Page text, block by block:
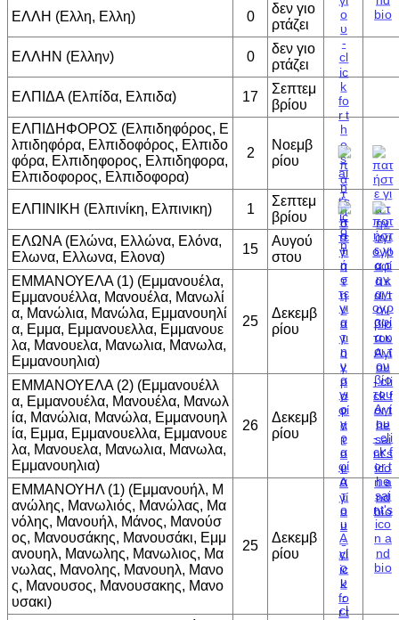
ΕΛΛΗ (Ελλη, Ελλη) 0
δεν γιο
ρτάζει
ΕΛΛΗΝ (Ελλην) 0
δεν γιο
ρτάζει
ΕΛΠΙΔΑ (Ελπίδα, Ελπιδα) 17
Σεπτεμ
βρίου
ΕΛΠΙΔΗΦΟΡΟΣ (Ελπιδηφόρος, Ε
λπιδηφόρα, Ελπιδοφόρος, Ελπιδο
φόρα, Ελπιδηφορος, Ελπιδηφορα,
Ελπιδοφορος, Ελπιδοφορα)
2
Νοεμβ
ρίου
ΕΛΠΙΝΙΚΗ (Ελπινίκη, Ελπινικη) 1
Σεπτεμ
βρίου
ΕΛΩΝΑ (Ελώνα, Ελλώνα, Ελόνα,
Ελωνα, Ελλωνα, Ελονα)
15
Αυγού
στου
ΕΜΜΑΝΟΥΕΛΑ (1) (Εμμανουέλα,
Εμμανουέλλα, Μανουέλα, Μανωλί
α, Μανώλια, Μανώλα, Εμμανουηλί
α, Εμμα, Εμμανουελλα, Εμμανουε
λα, Μανουελα, Μανωλια, Μανωλα,
Εμμανουηλια)
25
Δεκεμβ
ρίου
ΕΜΜΑΝΟΥΕΛΑ (2) (Εμμανουέλλ
α, Εμμανουέλα, Μανουέλα, Μανωλ
ία, Μανώλια, Μανώλα, Εμμανουηλ
ία, Εμμα, Εμμανουελλα, Εμμανουε
λα, Μανουελα, Μανωλια, Μανωλα,
Εμμανουηλια)
26
Δεκεμβ
ρίου
ΕΜΜΑΝΟΥΗΛ (1) (Εμμανουήλ, Μ
ανώλης, Μανωλιός, Μανώλας, Μα
νόλης, Μανουήλ, Μάνος, Μανούσ
ος, Μανουσάκης, Μανουσάκι, Εμμ
ανουηλ, Μανωλης, Μανωλιος, Μα
νωλας, Μανολης, Μανουηλ, Μανο
ς, Μανουσος, Μανουσακης, Μανο
υσακι)
25
Δεκεμβ
ρίου